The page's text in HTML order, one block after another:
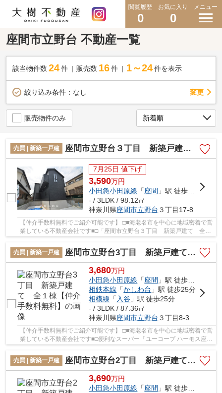
閲覧履歴
0
お気に入り
0
メニュー
座間市立野台 不動産一覧
該当物件数 24件 販売数 16 件 1～24 件を表示
絞り込み条件： なし 変更
販売物件のみ
売買 | 新築一戸建 座間市立野台３丁目 新築戸建て 全１棟【仲介手数料無料】
7月25日 値下げ
3,590万円
小田急小田原線 「座間 」駅 徒歩20分
- / 3LDK / 98.12㎡
神奈川県座間市立野台 ３丁目17-8
【仲介手数料無料でご紹介可能です】 □■海老名市を中心に地域密着で営
業している不動産会社です■□「座間市立野台３丁目 新築戸建て 全１
売買 | 新築一戸建
座間市立野台3丁目 新築戸建て 全１棟【仲介手数料無料】
3,680万円
小田急小田原線 「座間 」駅 徒歩15分
相鉄本線 「かしわ台 」駅 徒歩25分
相模線 「 入谷 」駅 徒歩25分
- / 3LDK / 87.36㎡
神奈川県座間市立野台 ３丁目8-3
【仲介手数料無料でご紹介可能です】 □■海老名市を中心に地域密着で営
業している不動産会社です■□便利なスーパー「ユーコープ ハーモス座
売買 | 新築一戸建
座間市立野台2丁目 新築戸建て 全3棟【仲介手数料無料】
3,690万円
小田急小田原線 「座間 」駅 徒歩14分